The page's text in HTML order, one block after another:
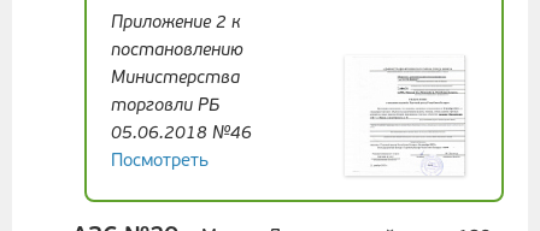
Приложение 2 к
постановлению
Министерства
торговли РБ
05.06.2018 №46
Посмотреть